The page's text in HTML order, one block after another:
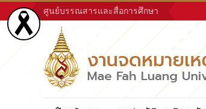
to
content
ศูนย์บรรณสารและสื่อการศึกษา